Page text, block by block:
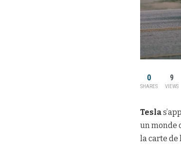
0
SHARES
9
VIEWS
Tesla
un monde
la carte de